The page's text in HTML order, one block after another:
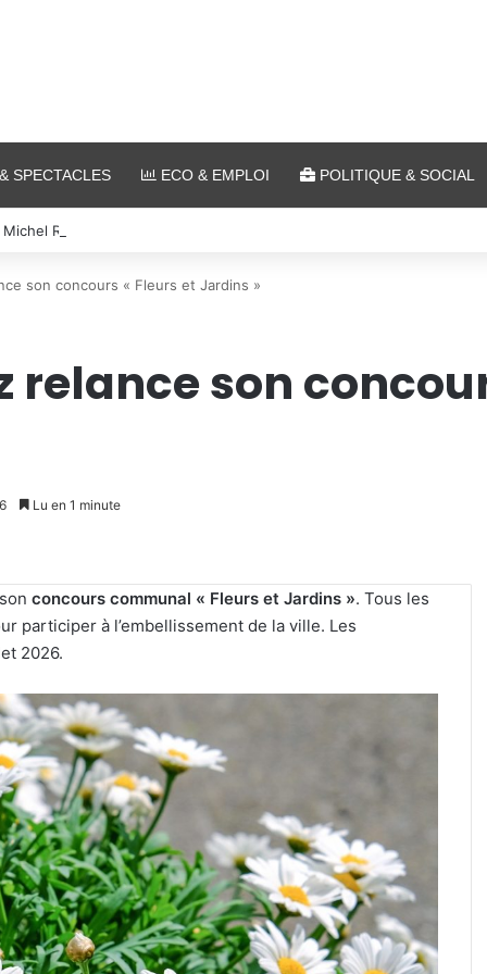
SPECTACLES ECO & EMPLOI POLITIQUE & SOCIAL
Roth en cuisine pour le grand dîner caritatif de la FIM 2026
son concours « Fleurs et Jardins »
son
Lu en 1 minute
concours communal « Fleurs et Jardins ». Tous les
participer à l’embellissement de la ville. Les
2026.
Tout-